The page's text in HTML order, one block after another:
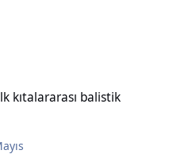
kıtalararası balistik